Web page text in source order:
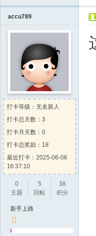
accu789
打卡等级：无名新人
打卡总天数：3
打卡月天数：0
打卡总奖励：18
最近打卡：2025-06-06
16:37:10
0
主题
5
回帖
38
积分
新手上路